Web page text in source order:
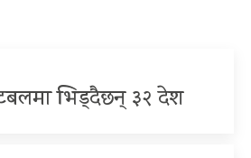
भिड्दैछन् ३२ देश